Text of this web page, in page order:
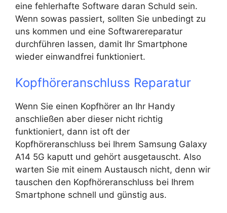
eine fehlerhafte Software daran Schuld sein.
Wenn sowas passiert, sollten Sie unbedingt zu
uns kommen und eine Softwarereparatur
durchführen lassen, damit Ihr Smartphone
wieder einwandfrei funktioniert.
Kopfhöreranschluss Reparatur
Wenn Sie einen Kopfhörer an Ihr Handy
anschließen aber dieser nicht richtig
funktioniert, dann ist oft der
Kopfhöreranschluss bei Ihrem Samsung Galaxy
A14 5G kaputt und gehört ausgetauscht. Also
warten Sie mit einem Austausch nicht, denn wir
tauschen den Kopfhöreranschluss bei Ihrem
Smartphone schnell und günstig aus.